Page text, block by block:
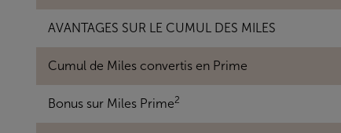
AVANTAGES SUR LE CUMUL DES MILES
Cumul de Miles convertis en Prime
Bonus sur Miles Prime2